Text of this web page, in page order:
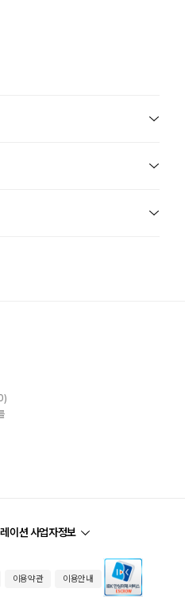
이션 사업자정보
이용약관 이용안내